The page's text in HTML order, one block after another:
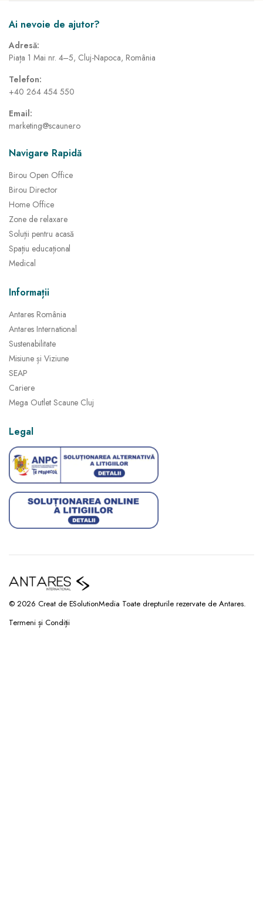
Ai nevoie de ajutor?
Adresă:
Piața 1 Mai nr. 4–5, Cluj-Napoca, România
Telefon:
+40 264 454 550
Email:
marketing@scaune.ro
Navigare Rapidă
Birou Open Office
Birou Director
Home Office
Zone de relaxare
Soluții pentru acasă
Spațiu educațional
Medical
Informații
Antares România
Antares International
Sustenabilitate
Misiune și Viziune
SEAP
Cariere
Mega Outlet Scaune Cluj
Legal
© 2026 Creat de ESolutionMedia Toate drepturile rezervate de Antares.
Termeni și Condiții